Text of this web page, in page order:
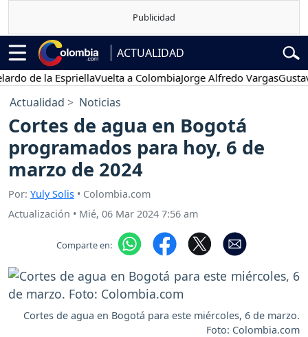
ACTUALIDAD
de la EspriellaVuelta a ColombiaJorge Alfredo VargasGustavo
Actualidad Noticias
Cortes de agua en Bogotá
programados para hoy, 6 de
marzo de 2024
Por: Yuly Solis • Colombia.com
Actualización • Mié, 06 Mar 2024 7:56 am
Comparte en:
Cortes de agua en Bogotá para este miércoles, 6 de marzo.
Foto: Colombia.com